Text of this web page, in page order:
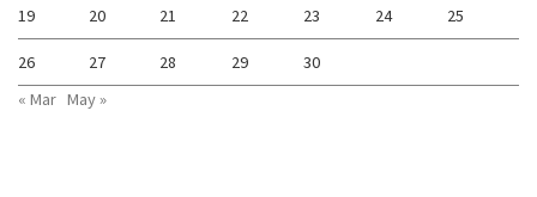
19 20 21 22 23 24 25
26 27 28 29
30
« Mar May »